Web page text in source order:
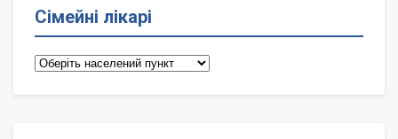
Сімейні лікарі
Сімейні